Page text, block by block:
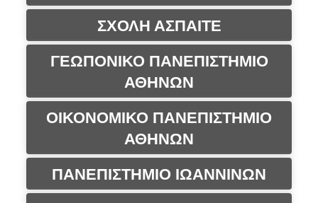
ΣΧΟΛΗ ΑΣΠΑΙΤΕ
ΓΕΩΠΟΝΙΚΟ ΠΑΝΕΠΙΣΤΗΜΙΟ
ΑΘΗΝΩΝ
ΟΙΚΟΝΟΜΙΚΟ ΠΑΝΕΠΙΣΤΗΜΙΟ
ΑΘΗΝΩΝ
ΠΑΝΕΠΙΣΤΗΜΙΟ ΙΩΑΝΝΙΝΩΝ